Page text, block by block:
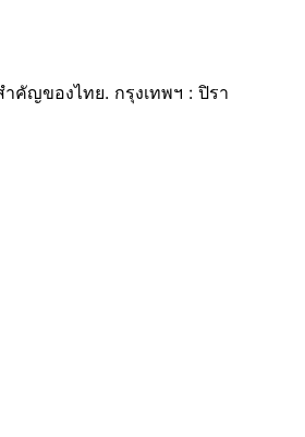
ำคัญของไทย. กรุงเทพฯ : ปิรา